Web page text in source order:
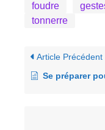
foudre
tonnerre
Article Précédent
Se préparer